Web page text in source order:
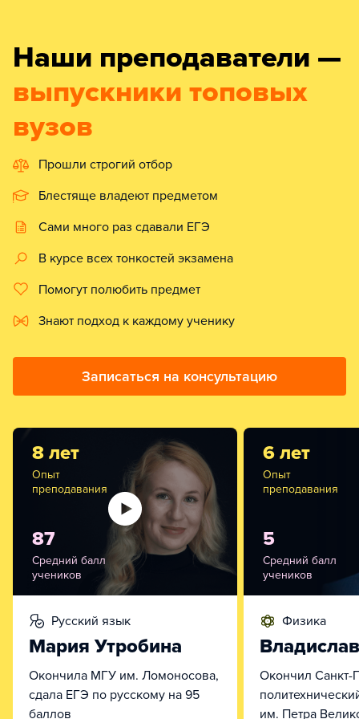
Наши преподаватели —
выпускники топовых
вузов
Прошли строгий отбор
Блестяще владеют предметом
Сами много раз сдавали ЕГЭ
В курсе всех тонкостей экзамена
Помогут полюбить предмет
Знают подход к каждому ученику
Записаться на консультацию
8 лет
Опыт
преподавания
87
Средний балл
учеников
русский язык
Мария Утробина
Окончила МГУ им. Ломоносова,
сдала ЕГЭ по русскому на 95
баллов
6 лет
Опыт
преподавания
5
Средний балл
учеников
физика
Окончил Санкт-
им. Петра